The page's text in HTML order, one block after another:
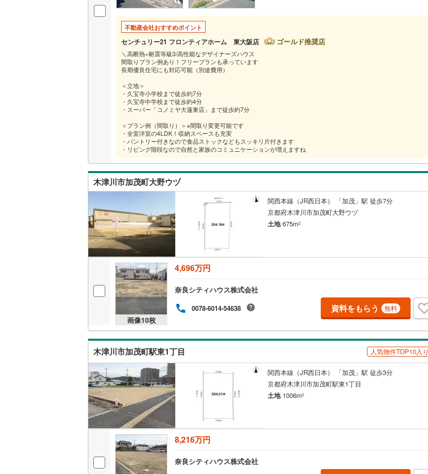
不動産会社おすすめポイント
センチュリー21 フロンティアホーム 東大阪店 ゴールド推奨店
＼高断熱×耐震等級3/高性能なデザイナーズハウス
間取りプラン例あり！フリープランも承っています
長期優良住宅にも対応可能（別途費用）
＜立地＞
・久宝寺小学校まで徒歩約7分
・久宝寺中学校まで徒歩約4分
・スーパー「コノミヤ大蓮東店」まで徒歩約7分
＜プラン例（間取り）＞※間取り変更可能です
・全室洋室の4LDK！収納スペースも充実
・パントリー付きなので食品ストックなどもスッキリ片付きます
・リビング階段なので自然と家族のコミュニケーションが増えますね
木津川市加茂町大野ウヅ
関西本線（JR西日本） 「加茂」駅 徒歩7分
京都府木津川市加茂町大野ウヅ
土地675m2
画像10枚
4,696万円
奈良シティハウス株式会社
0078-6014-54638 資料をもらう 無料
木津川市加茂町駅東1丁目 人気物件TOP10入り
関西本線（JR西日本） 「加茂」駅 徒歩3分
京都府木津川市加茂町駅東1丁目
土地1006m2
8,216万円
奈良シティハウス株式会社